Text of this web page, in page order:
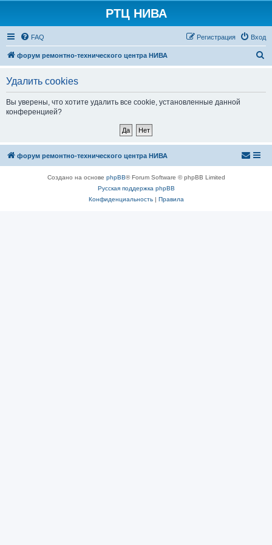
РТЦ НИВА
FAQ Вход
Регистрация
форум ремонтно-технического центра НИВА
Удалить cookies
Вы уверены, что хотите удалить все cookie, установленные данной
конференцией?
форум ремонтно-технического центра НИВА
Создано на основе phpBB® Forum Software © phpBB Limited
Русская поддержка phpBB
Конфиденциальность| Правила